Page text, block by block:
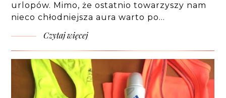
urlopów. Mimo, że ostatnio towarzyszy nam
nieco chłodniejsza aura warto po…
Czytaj więcej